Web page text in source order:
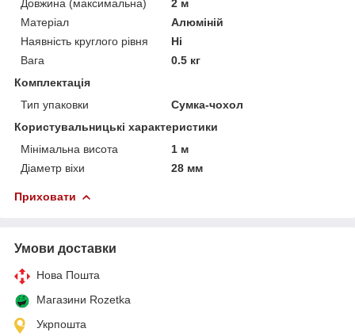
Довжина (максимальна)
2 м
Матеріал
Алюміній
Наявність круглого рівня
Ні
Вага
0.5 кг
Комплектація
Тип упаковки
Сумка-чохол
Користувальницькі характеристики
Мінімальна висота
1 м
Діаметр віхи
28 мм
Приховати
Умови доставки
Нова Пошта
Магазини Rozetka
Укрпошта